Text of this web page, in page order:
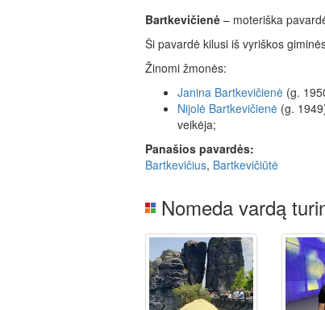
Bartkevičienė– moteriška
Ši pavardė kilusi iš vyriškos
Žinomi žmonės:
Janina Bartkevičienė(g.
Nijolė Bartkevičienė(g.
veikėja;
Panašios pavardės:
Bartkevičius, Bartkevičiūtė
Nomeda vardą